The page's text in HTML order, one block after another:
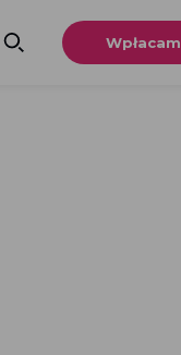
Wpłacam